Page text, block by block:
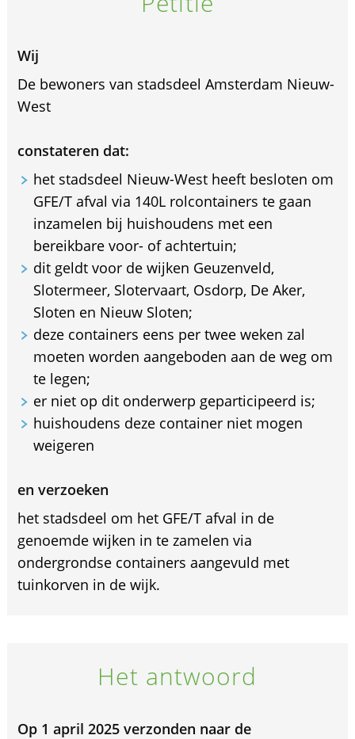
Wij
De bewoners van stadsdeel Amsterdam Nieuw-
West
constateren dat:
het stadsdeel Nieuw-West heeft besloten om
GFE/T afval via 140L rolcontainers te gaan
inzamelen bij huishoudens met een
bereikbare voor- of achtertuin;
dit geldt voor de wijken Geuzenveld,
Slotermeer, Slotervaart, Osdorp, De Aker,
Sloten en Nieuw Sloten;
deze containers eens per twee weken zal
moeten worden aangeboden aan de weg om
te legen;
er niet op dit onderwerp geparticipeerd is;
huishoudens deze container niet mogen
weigeren
en verzoeken
het stadsdeel om het GFE/T afval in de
genoemde wijken in te zamelen via
ondergrondse containers aangevuld met
tuinkorven in de wijk.
Het antwoord
Op 1 april 2025 verzonden naar de